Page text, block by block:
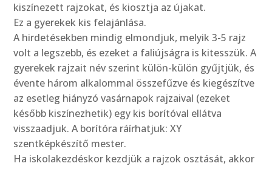
kiszínezett rajzokat, és kiosztja az újakat.
Ez a gyerekek kis felajánlása.
A hirdetésekben mindig elmondjuk, melyik 3-5 rajz
volt a legszebb, és ezeket a faliújságra is kitesszük. A
gyerekek rajzait név szerint külön-külön gyűjtjük, és
évente három alkalommal összefűzve és kiegészítve
az esetleg hiányzó vasárnapok rajzaival (ezeket
később kiszínezhetik) egy kis borítóval ellátva
visszaadjuk. A borítóra ráírhatjuk: XY
szentképkészítő mester.
Ha iskolakezdéskor kezdjük a rajzok osztását, akkor